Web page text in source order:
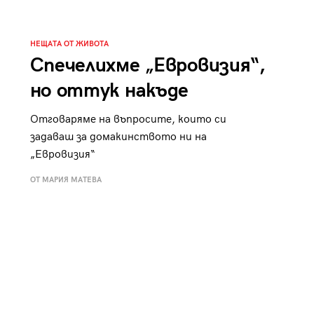
НЕЩАТА ОТ ЖИВОТА
Спечелихме „Евровизия“,
но оттук накъде
Отговаряме на въпросите, които си
задаваш за домакинството ни на
„Евровизия“
ОТ МАРИЯ МАТЕВА
се пие на Лазурния бряг
29/29